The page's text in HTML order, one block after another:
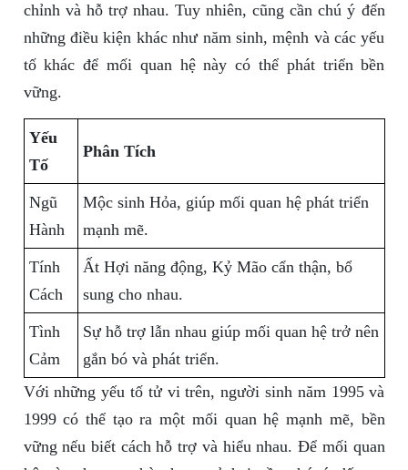
chỉnh và hỗ trợ nhau. Tuy nhiên, cũng cần chú ý đến
những điều kiện khác như năm sinh, mệnh và các yếu
tố khác để mối quan hệ này có thể phát triển bền
vững.
Yếu
Tố
Phân Tích
Ngũ
Hành
Mộc sinh Hỏa, giúp mối quan hệ phát triển
mạnh mẽ.
Tính
Cách
Ất Hợi năng động, Kỷ Mão cẩn thận, bổ
sung cho nhau.
Tình
Cảm
Sự hỗ trợ lẫn nhau giúp mối quan hệ trở nên
gắn bó và phát triển.
Với những yếu tố tử vi trên, người sinh năm 1995 và
1999 có thể tạo ra một mối quan hệ mạnh mẽ, bền
vững nếu biết cách hỗ trợ và hiểu nhau. Để mối quan